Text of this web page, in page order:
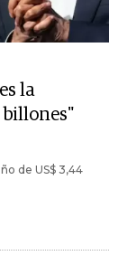
la
billones"
de US$ 3,44